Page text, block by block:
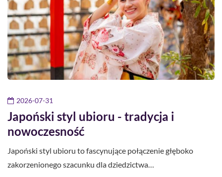
2026-07-31
Japoński styl ubioru - tradycja i
nowoczesność
Japoński styl ubioru to fascynujące połączenie głęboko
zakorzenionego szacunku dla dziedzictwa…